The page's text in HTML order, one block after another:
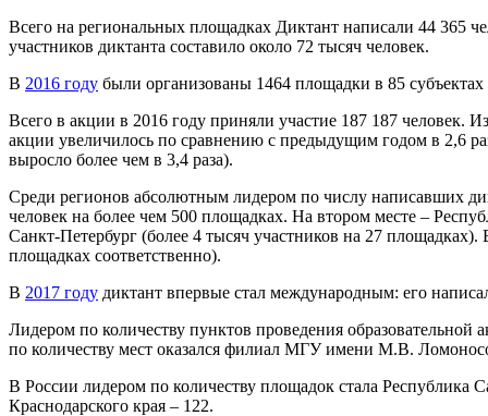
Всего на региональных площадках Диктант написали 44 365
участников диктанта составило около 72 тысяч человек.
В 2016 году были организованы 1464 площадки в 85
Всего в акции в 2016 году приняли участие 187 187 человек.
акции увеличилось по сравнению с предыдущим годом в 2,6
выросло более чем в 3,4 раза).
Среди регионов абсолютным лидером по числу написавших
человек на более чем 500 площадках. На втором месте –
Санкт-Петербург (более 4 тысяч участников на 27
площадках соответственно).
В 2017 году диктант впервые стал международным: его
Лидером по количеству пунктов проведения
по количеству мест оказался филиал МГУ имени М.В.
В России лидером по количеству площадок стала Республика
Краснодарского края – 122.